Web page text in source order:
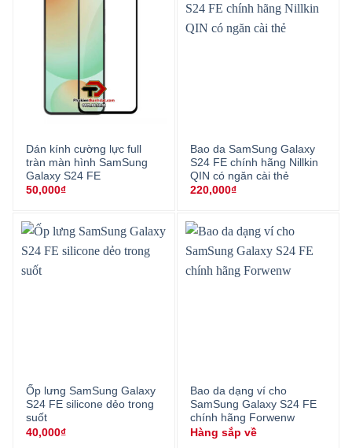
Dán kính cường lực full
tràn màn hình SamSung
Galaxy S24 FE
50,000₫
Bao da SamSung Galaxy
S24 FE chính hãng Nillkin
QIN có ngăn cài thẻ
220,000₫
Ốp lưng SamSung Galaxy
S24 FE silicone dẻo trong
suốt
40,000₫
Bao da dạng ví cho
SamSung Galaxy S24 FE
chính hãng Forwenw
Hàng sắp về